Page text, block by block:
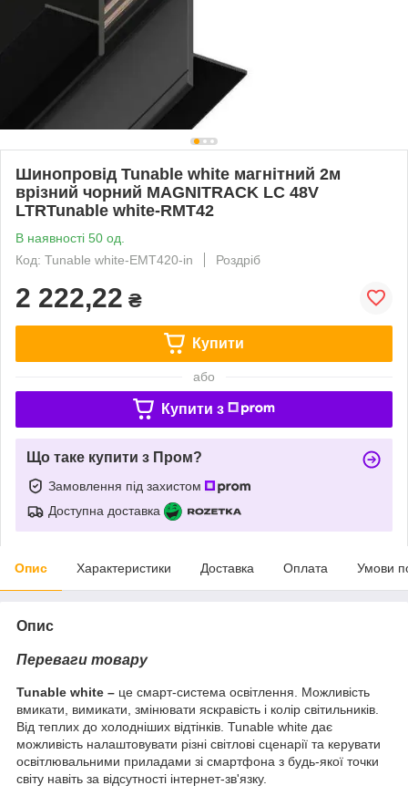
Шинопровід Tunable white магнітний 2м
врізний чорний MAGNITRACK LC 48V
LTRTunable white-RMT42
В наявності 50 од.
Код: Tunable white-EMT420-in
Роздріб
2 222,22 ₴
Купити
або
Купити з
Що таке купити з Пром?
Замовлення під захистом
Доступна доставка
Опис Характеристики Доставка Оплата Умови
Опис
Переваги товару
Tunable white – це смарт-система освітлення. Можливість
вмикати, вимикати, змінювати яскравість і колір світильників.
Від теплих до холодніших відтінків. Tunable white дає
можливість налаштовувати різні світлові сценарії та керувати
освітлювальними приладами зі смартфона з будь-якої точки
світу навіть за відсутності інтернет-зв'язку.